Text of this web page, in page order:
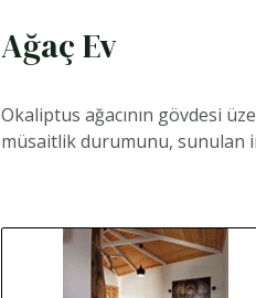
Ağaç Ev
Okaliptus ağacının gövdesi
müsaitlik durumunu, sunulan